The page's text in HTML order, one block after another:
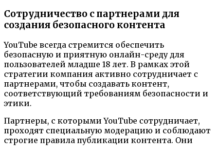
Сотрудничество с партнерами для
создания безопасного контента
YouTube всегда стремится обеспечить
безопасную и приятную онлайн-среду для
пользователей младше 18 лет. В рамках этой
стратегии компания активно сотрудничает с
партнерами, чтобы создавать контент,
соответствующий требованиям безопасности и
этики.
Партнеры, с которыми YouTube сотрудничает,
проходят специальную модерацию и соблюдают
строгие правила публикации контента. Они